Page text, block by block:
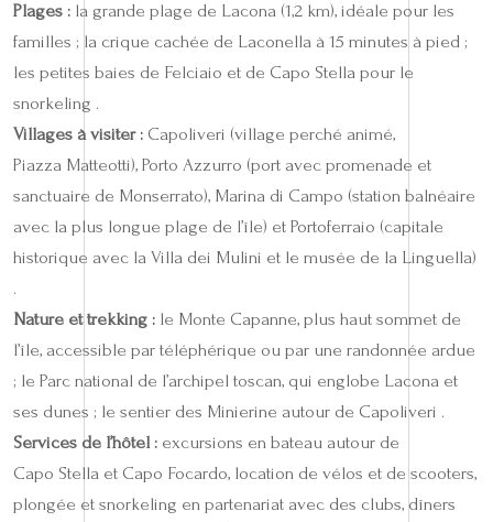
Plages : la grande plage de Lacona (1,2 km), idéale pour les
familles ; la crique cachée de Laconella à 15 minutes à pied ;
les petites baies de Felciaio et de Capo Stella pour le
snorkeling .
Villages à visiter : Capoliveri (village perché animé,
Piazza Matteotti), Porto Azzurro (port avec promenade et
sanctuaire de Monserrato), Marina di Campo (station balnéaire
avec la plus longue plage de l’île) et Portoferraio (capitale
historique avec la Villa dei Mulini et le musée de la Linguella)
.
Nature et trekking : le Monte Capanne, plus haut sommet de
l’île, accessible par téléphérique ou par une randonnée ardue
; le Parc national de l’archipel toscan, qui englobe Lacona et
ses dunes ; le sentier des Minierine autour de Capoliveri .
Services de l’hôtel : excursions en bateau autour de
Capo Stella et Capo Focardo, location de vélos et de scooters,
plongée et snorkeling en partenariat avec des clubs, dîners